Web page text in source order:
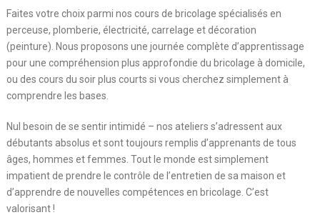
Faites votre choix parmi nos cours de bricolage spécialisés en
perceuse, plomberie, électricité, carrelage et décoration
(peinture). Nous proposons une journée complète d’apprentissage
pour une compréhension plus approfondie du bricolage à domicile,
ou des cours du soir plus courts si vous cherchez simplement à
comprendre les bases.
Nul besoin de se sentir intimidé – nos ateliers s’adressent aux
débutants absolus et sont toujours remplis d’apprenants de tous
âges, hommes et femmes. Tout le monde est simplement
impatient de prendre le contrôle de l’entretien de sa maison et
d’apprendre de nouvelles compétences en bricolage. C’est
valorisant !